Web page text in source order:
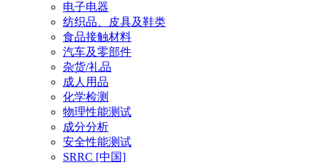
电子电器
纺织品、皮具及鞋类
食品接触材料
汽车及零部件
杂货/礼品
成人用品
化学检测
物理性能测试
成分分析
安全性能测试
SRRC [中国]